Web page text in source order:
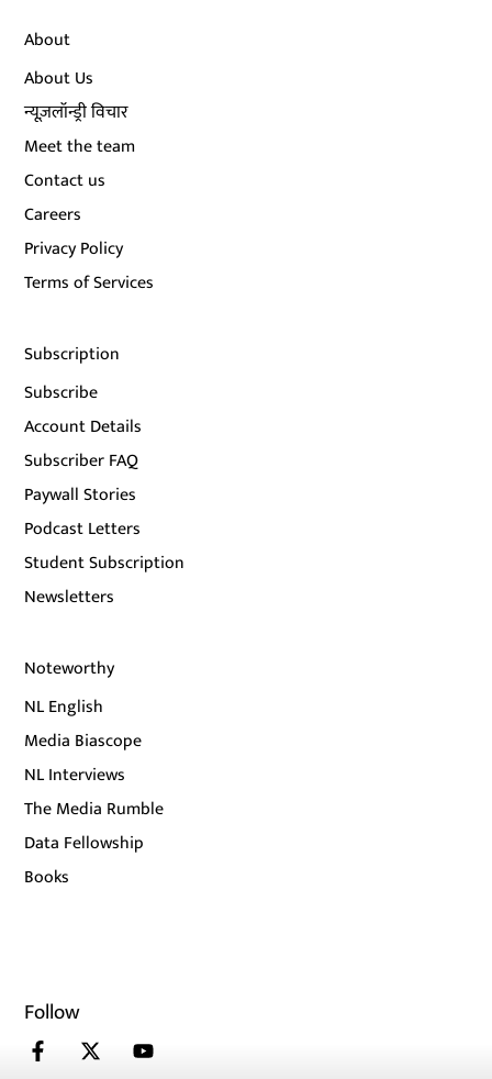
About
About Us
न्यूज़लॉन्ड्री विचार
Meet the team
Contact us
Careers
Privacy Policy
Terms of Services
Subscription
Subscribe
Account Details
Subscriber FAQ
Paywall Stories
Podcast Letters
Student Subscription
Newsletters
Noteworthy
NL English
Media Biascope
NL Interviews
The Media Rumble
Data Fellowship
Books
Follow